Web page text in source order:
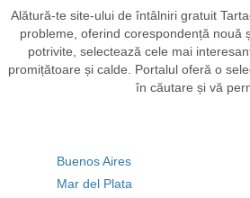
Alătură-te site-ului de întâlniri gratuit
probleme, oferind corespondență nouă
potrivite, selectează cele mai
promițătoare și calde. Portalul oferă o
în căutare și vă
Buenos Aires
Mar del Plata